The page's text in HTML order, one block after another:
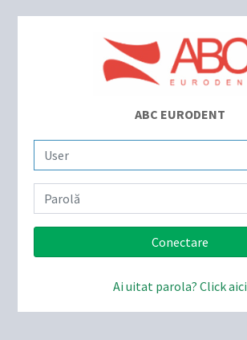
ABC EURODENT
Conectare
Ai uitat parola? Click aici